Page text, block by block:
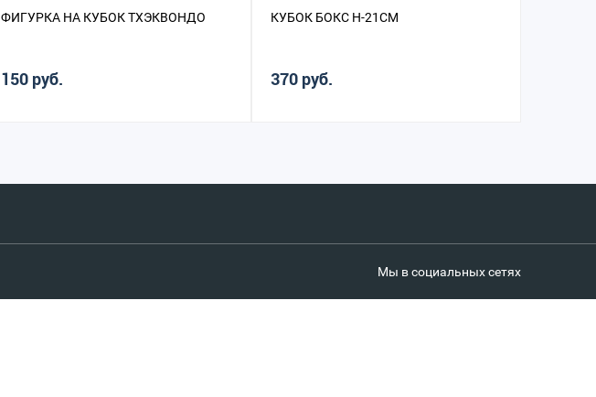
ФИГУРКА НА КУБОК ТХЭКВОНДО
150 руб.
КУБОК БОКС H-21СМ
370 руб.
Мы в социальных сетях